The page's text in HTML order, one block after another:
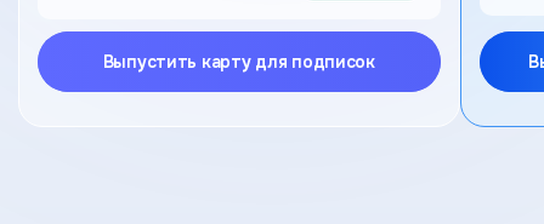
Выпустить карту для подписок